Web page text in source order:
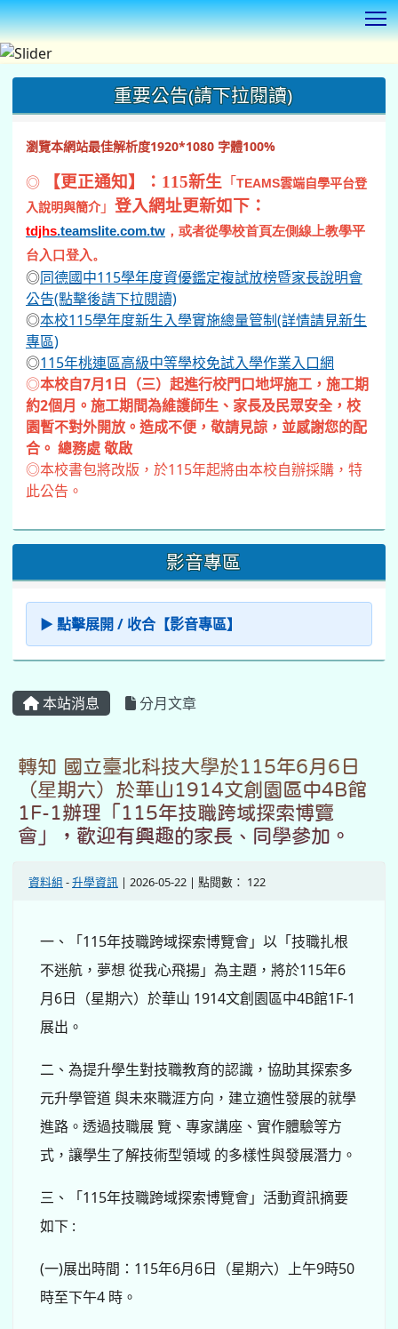
重要公告(請下拉閱讀)
瀏覽本網站最佳解析度1920*1080 字體100%
◎ 【更正通知】：115新生 「 TEAMS雲端自學平台登
入說明與簡介」 登入網址更新如下：
tdjhs.teamslite.com.tw ，或者從學校首頁左側線上教學平
台入口登入。
◎同德國中115學年度資優鑑定複試放榜暨家長說明會
公告(點擊後請下拉閱讀)
◎本校115學年度新生入學實施總量管制(詳情請見新生
專區)
◎115年桃連區高級中等學校免試入學作業入口網
◎本校自7月1日（三）起進行校門口地坪施工，施工期
約2個月。施工期間為維護師生、家長及民眾安全，校
園暫不對外開放。造成不便，敬請見諒，並感謝您的配
合。 總務處 敬啟
◎本校書包將改版，於115年起將由本校自辦採購，特
此公告。
影音專區
▶ 點擊展開 / 收合【影音專區】
本站消息 分月文章
轉知 國立臺北科技大學於115年6月6日
（星期六）於華山1914文創園區中4B館
1F-1辦理「115年技職跨域探索博覽
會」，歡迎有興趣的家長、同學參加。
資料組 -升學資訊 | 2026-05-22 | 點閱數： 122
一、「115年技職跨域探索博覽會」以「技職扎根
不迷航，夢想 從我心飛揚」為主題，將於115年6
月6日（星期六）於華山 1914文創園區中4B館1F-1
展出。
二、為提升學生對技職教育的認識，協助其探索多
元升學管道 與未來職涯方向，建立適性發展的就學
進路。透過技職展 覽、專家講座、實作體驗等方
式，讓學生了解技術型領域 的多樣性與發展潛力。
三、「115年技職跨域探索博覽會」活動資訊摘要
如下 :
(一)展出時間：115年6月6日（星期六）上午9時50
時至下午4 時。